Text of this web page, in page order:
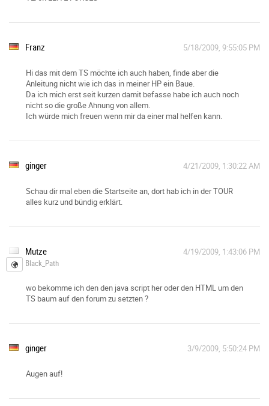
Franz 5/18/2009, 9:55:05 PM
Hi das mit dem TS möchte ich auch haben, finde aber die
Anleitung nicht wie ich das in meiner HP ein Baue.
Da ich mich erst seit kurzen damit befasse habe ich auch noch
nicht so die große Ahnung von allem.
Ich würde mich freuen wenn mir da einer mal helfen kann.
ginger 4/21/2009, 1:30:22 AM
Schau dir mal eben die Startseite an, dort hab ich in der TOUR
alles kurz und bündig erklärt.
Mutze
Black_Path
4/19/2009, 1:43:06 PM
wo bekomme ich den den java script her oder den HTML um den
TS baum auf den forum zu setzten ?
ginger 3/9/2009, 5:50:24 PM
Augen auf!